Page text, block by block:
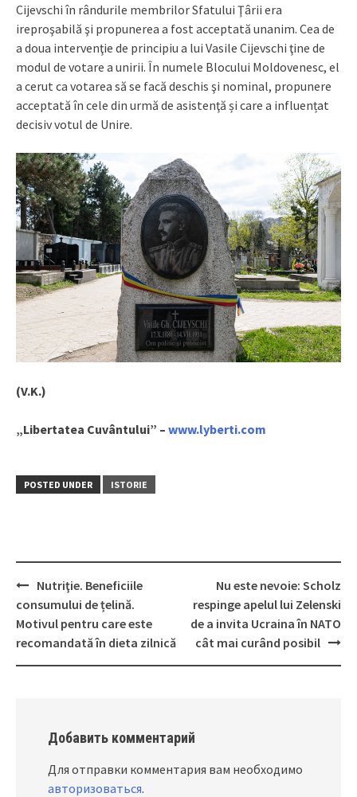
Cijevschi în rândurile membrilor Sfatului Ţârii era
ireproşabilă şi propunerea a fost acceptată unanim. Cea de
a doua intervenţie de principiu a lui Vasile Cijevschi ţine de
modul de votare a unirii. În numele Blocului Moldovenesc, el
a cerut ca votarea să se facă deschis şi nominal, propunere
acceptată în cele din urmă de asistenţă și care a influențat
decisiv votul de Unire.
(V.K.)
„Libertatea Cuvântului” – www.lyberti.com
POSTED UNDER ISTORIE
Post
navigation
Nutriţie. Beneficiile
consumului de țelină.
Motivul pentru care este
recomandată în dieta zilnică
Nu este nevoie: Scholz
respinge apelul lui Zelenski
de a invita Ucraina în NATO
cât mai curând posibil
Добавить комментарий
Для отправки комментария вам необходимо
авторизоваться.